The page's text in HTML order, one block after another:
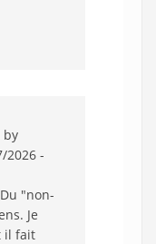
by
2026 -
"non-
Je
il fait